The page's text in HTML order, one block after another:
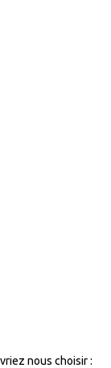
nous choisir :